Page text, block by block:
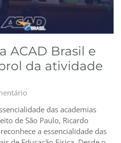
ACAD Brasil e
da atividade
das academias
de São Paulo, Ricardo
a essencialidade das